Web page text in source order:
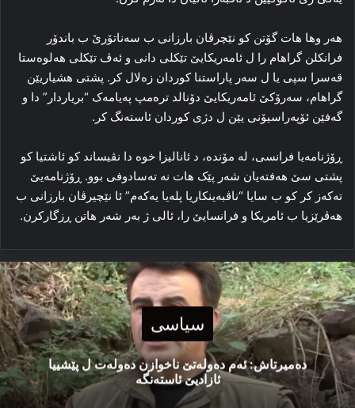
هه‌ر وها هات گۆتن کو نێچرڤان بارزانی ب سه‌ناتۆرێ ب باندۆر
فرانکلن گراهام را ل ئامه‌ریکایێ تێکلی دانی و ئه‌ڤ تێکلی هه‌لوه‌ستا
قه‌سرا سپی یا ل سه‌ر پاراستنا کوردان زه‌لال کر. پشتی هشیاریێن
گراهام، سه‌رۆکێ ئامه‌ریکایێ دۆنالد ترەمپ په‌یامه‌ک “بریاردار” دا و
گه‌فێن ئۆپه‌راسیۆنی یێن ل دژی کوردان ئاسته‌نگ کر.
ڕۆژنامه‌یا فرانسی، له‌ مۆنده‌، د ئانالیزا خوه‌ دا نڤیساند کو ئاشتیا کو
پشتی سێ هه‌فته‌یان شه‌ر پێک هات نه‌ ته‌سادوفی بوو. ڕۆژنامه‌یێ
ته‌که‌ز کر کو ب سایا “ناڤبه‌ینکاریا پله‌یا یه‌که‌م” ئا نێچیرڤان بارزانی ب
هه‌ڤرێزیا ب ئامریکا و فرانسایێ را، ئالی ژ به‌ر شه‌ر هاتن ڕزگارکرن.
سیاسی
دەمیرتاش: ئەم دەولەتێ ناخوازن دەولەت ل پێشییا
ئازادیێ ئاستەنگە